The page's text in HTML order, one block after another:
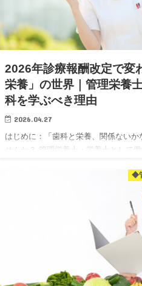
2026年診療報酬改定で変
栄養」の世界｜管理栄養
科を学ぶべき理由
2026.04.27
はじめに：「歯科と栄養、関係ないか
せんか？ 管理栄養士・栄養士として
取ったのに、なんかやりがいを感じ◆